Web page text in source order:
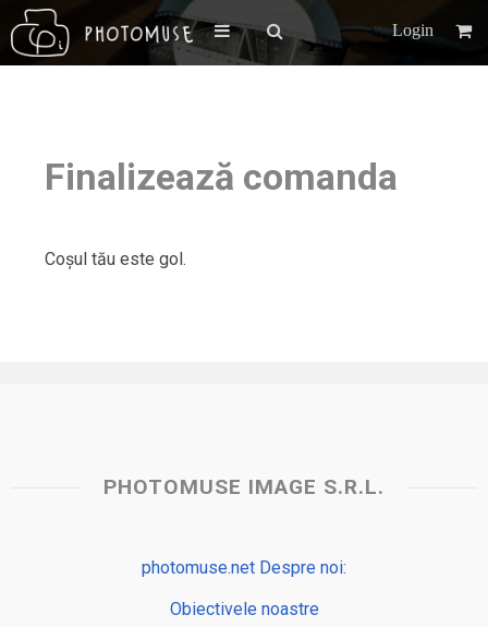
Login
Finalizează comanda
Coșul tău este gol.
PHOTOMUSE IMAGE S.R.L.
photomuse.net Despre noi:
Obiectivele noastre